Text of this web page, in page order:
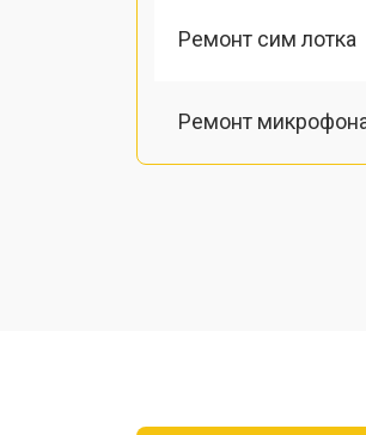
Ремонт сим лотка
Ремонт